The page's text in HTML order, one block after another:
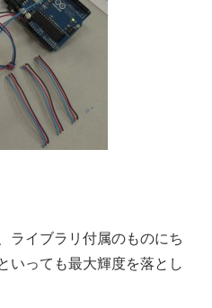
ライブラリ付属のものにち
いっても最大輝度を落とし